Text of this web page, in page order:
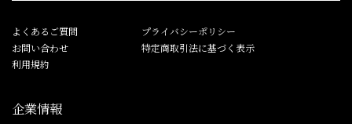
よくあるご質問
お問い合わせ
利用規約
プライバシーポリシー
特定商取引法に基づく表示
企業情報